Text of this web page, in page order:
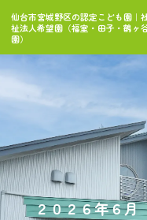
容
ス
仙台市宮城野区の認定こども園｜
祉法人希望園（福室・田子・鶴ヶ
園）
２０２６年６